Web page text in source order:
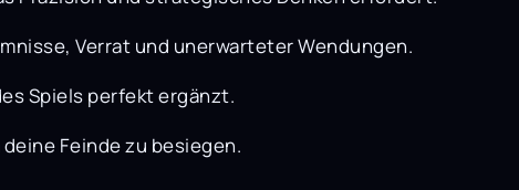
Verrat und unerwarteter Wendungen.
Spiels perfekt ergänzt.
Feinde zu besiegen.